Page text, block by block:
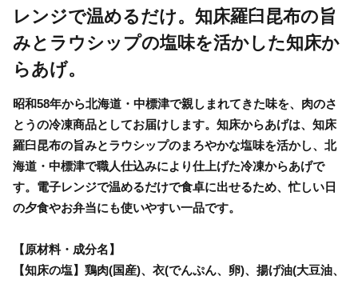
レンジで温めるだけ。知床羅臼昆布の旨
みとラウシップの塩味を活かした知床か
らあげ。
昭和58年から北海道・中標津で親しまれてきた味を、肉のさ
とうの冷凍商品としてお届けします。知床からあげは、知床
羅臼昆布の旨みとラウシップのまろやかな塩味を活かし、北
海道・中標津で職人仕込みにより仕上げた冷凍からあげで
す。電子レンジで温めるだけで食卓に出せるため、忙しい日
の夕食やお弁当にも使いやすい一品です。
【原材料・成分名】
【知床の塩】鶏肉(国産)、衣(でんぷん、卵)、揚げ油(大豆油、